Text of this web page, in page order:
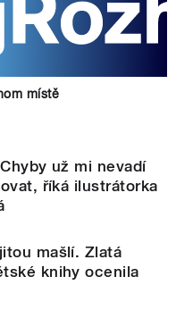
místě
už mi nevadí
říká ilustrátorka
mašlí. Zlatá
knihy ocenila